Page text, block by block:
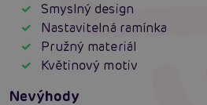
Smyslný design
Nastavitelná ramínka
Pružný materiál
Květinový motiv
Nevýhody